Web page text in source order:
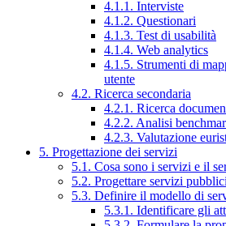
4.1.1. Interviste
4.1.2. Questionari
4.1.3. Test di usabilità
4.1.4. Web analytics
4.1.5. Strumenti di
utente
4.2. Ricerca secondaria
4.2.1. Ricerca
4.2.2. Analisi
4.2.3. Valutazione
5. Progettazione dei servizi
5.1. Cosa sono i servizi e il
5.2. Progettare servizi
5.3. Definire il modello di
5.3.1. Identificare gli